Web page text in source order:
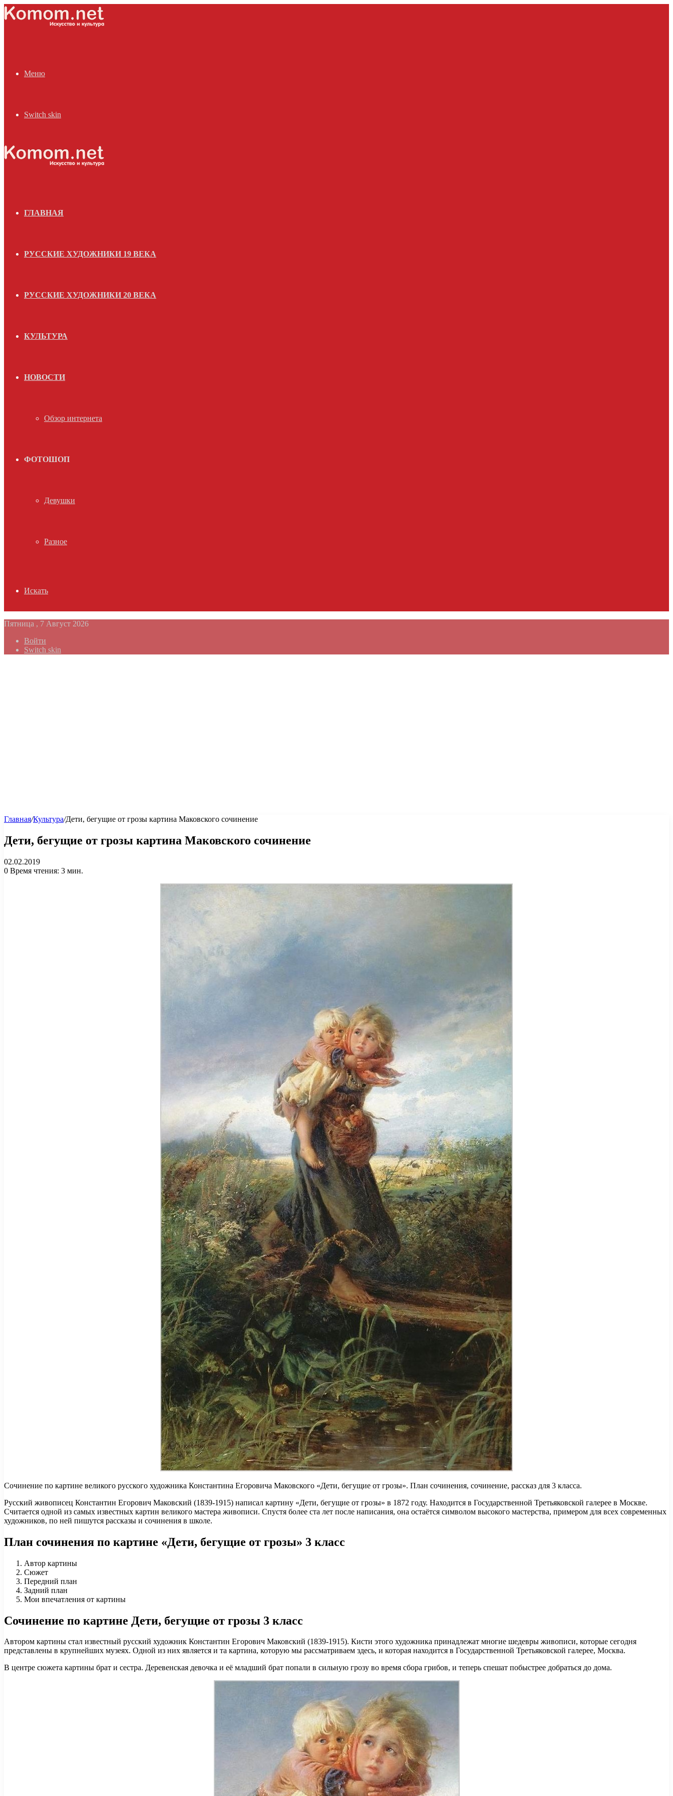
Меню
Switch skin
ГЛАВНАЯ
РУССКИЕ ХУДОЖНИКИ 19 ВЕКА
РУССКИЕ ХУДОЖНИКИ 20 ВЕКА
КУЛЬТУРА
НОВОСТИ
Обзор интернета
ФОТОШОП
Девушки
Разное
Искать
Пятница , 7 Август 2026
Войти
Switch skin
Главная/Культура/Дети, бегущие от грозы картина Маковского сочинение
Дети, бегущие от грозы картина Маковского сочинение
02.02.2019
0 Время чтения: 3 мин.
Сочинение по картине великого русского художника Константина Егоровича Маковского «Дети, бегущие от грозы». План сочинения, сочинение, рассказ для 3 класса.
Русский живописец Константин Егорович Маковский (1839-1915) написал картину «Дети, бегущие от грозы» в 1872 году. Находится в Государственной Третьяковской галерее в Москве.
Считается одной из самых известных картин великого мастера живописи. Спустя более ста лет после написания, она остаётся символом высокого мастерства, примером для всех современных
художников, по ней пишутся рассказы и сочинения в школе.
План сочинения по картине «Дети, бегущие от грозы» 3 класс
Автор картины
Сюжет
Передний план
Задний план
Мои впечатления от картины
Сочинение по картине Дети, бегущие от грозы 3 класс
Автором картины стал известный русский художник Константин Егорович Маковский (1839-1915). Кисти этого художника принадлежат многие шедевры живописи, которые сегодня
представлены в крупнейших музеях. Одной из них является и та картина, которую мы рассматриваем здесь, и которая находится в Государственной Третьяковской галерее, Москва.
В центре сюжета картины брат и сестра. Деревенская девочка и её младший брат попали в сильную грозу во время сбора грибов, и теперь спешат побыстрее добраться до дома.